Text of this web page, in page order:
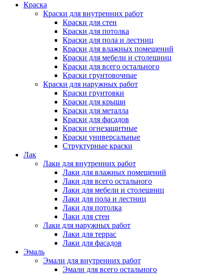
Краска
Краски для внутренних работ
Краски для стен
Краски для потолка
Краски для пола и лестниц
Краски для влажных помещений
Краски для мебели и столешниц
Краски для всего остального
Краски грунтовочные
Краски для наружных работ
Краски грунтовки
Краски для крыши
Краски для металла
Краски для фасадов
Краски огнезащитные
Краски универсальные
Структурные краски
Лак
Лаки для внутренних работ
Лаки для влажных помещений
Лаки для всего остального
Лаки для мебели и столешниц
Лаки для пола и лестниц
Лаки для потолка
Лаки для стен
Лаки для наружных работ
Лаки для террас
Лаки для фасадов
Эмаль
Эмали для внутренних работ
Эмали для всего остального